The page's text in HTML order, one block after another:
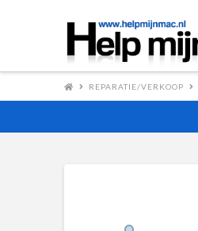
REPARATIE/VERKOOP